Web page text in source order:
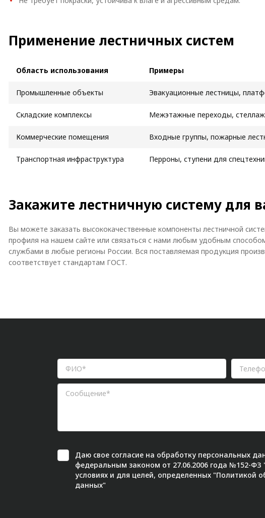
Применение лестничных систем
Область использования Примеры
Промышленные объекты Эвакуационные лестницы,
Складские комплексы Межэтажные переходы,
Коммерческие помещения Входные группы, пожарные
Транспортная инфраструктура Перроны, ступени для
Закажите лестничную систему для
Вы можете заказать высококачественные компоненты лестничной
профиля на нашем сайте или связаться с нами любым удобным
службами в любые регионы России. Вся поставляемая продукция
соответствует стандартам ГОСТ.
Даю свое согласие на обработку персональных
федеральным законом от 27.06.2006 года №152-
условиях и для целей, определенных "Политикой
данных"